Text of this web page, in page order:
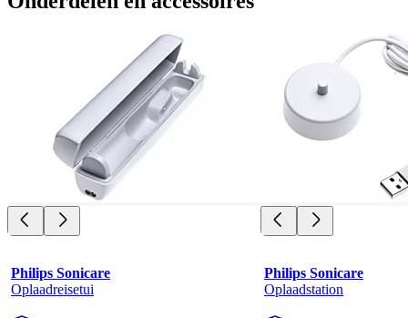
Philips Sonicare
Oplaadreisetui
Philips Sonicare
Oplaadstation